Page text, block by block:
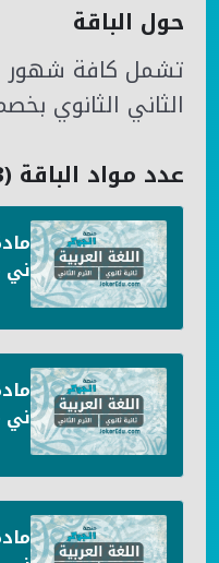
حول الباقة
تشمل كافة شهور
الثاني الثانوي
عدد مواد الباقة (3)
ني
ني